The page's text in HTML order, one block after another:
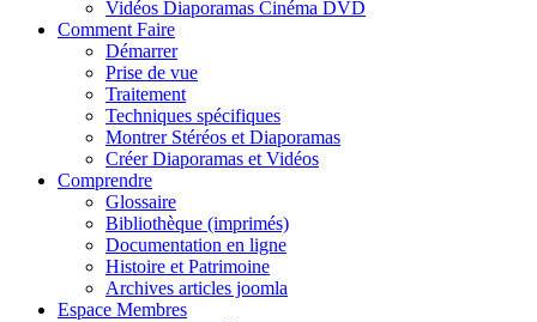
Vidéos Diaporamas Cinéma DVD
Comment Faire
Démarrer
Prise de vue
Traitement
Techniques spécifiques
Montrer Stéréos et Diaporamas
Créer Diaporamas et Vidéos
Comprendre
Glossaire
Bibliothèque (imprimés)
Documentation en ligne
Histoire et Patrimoine
Archives articles joomla
Espace Membres